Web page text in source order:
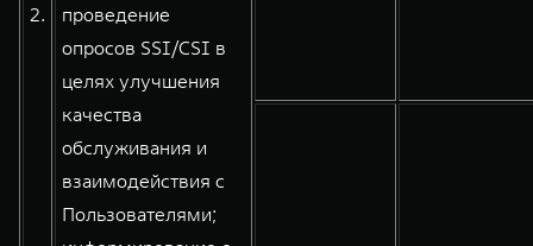
2.
проведение
опросов SSI/CSI в
целях улучшения
качества
обслуживания и
взаимодействия с
Пользователями;